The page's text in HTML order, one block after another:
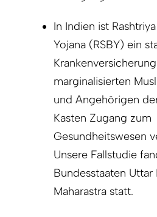
In Indien ist
Yojana (RSBY) ein
marginalisierten
und Angehörigen
Kasten Zugang zum
Gesundheitswesen
Unsere Fallstudie
Bundesstaaten Uttar
Maharastra statt.